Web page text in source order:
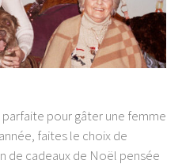
pour gâter une femme
faites le choix de
de cadeaux de Noël pensée